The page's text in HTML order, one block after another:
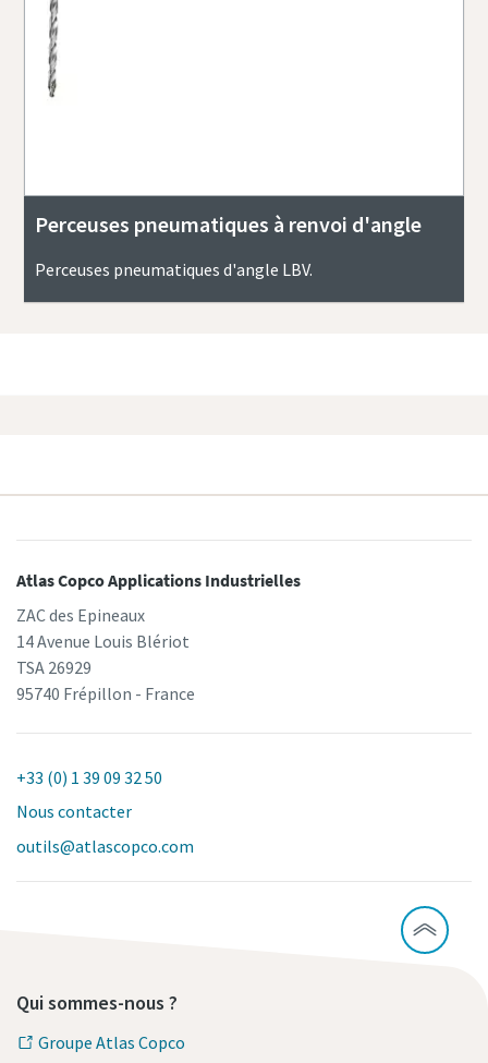
Perceuses pneumatiques à renvoi d'angle
Perceuses pneumatiques d'angle LBV.
Atlas Copco Applications Industrielles
ZAC des Epineaux
14 Avenue Louis Blériot
TSA 26929
95740 Frépillon - France
+33 (0) 1 39 09 32 50
Nous contacter
outils@atlascopco.com
Qui sommes-nous ?
Groupe Atlas Copco